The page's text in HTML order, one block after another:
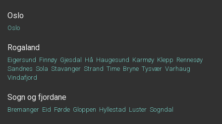
Oslo
Oslo
Rogaland
Eigersund Finnøy Gjesdal Hå Haugesund Karmøy Klepp Rennesøy
Sandnes Sola Stavanger Strand Time Bryne Tysvær Varhaug
Vindafjord
Sogn og fjordane
Bremanger Eid Førde Gloppen Hyllestad Luster Sogndal